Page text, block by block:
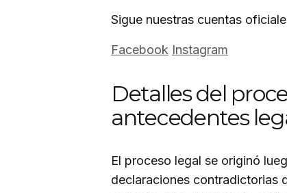
Sigue nuestras cuentas
Facebook Instagram
Detalles del
antecedentes
El proceso legal se originó
declaraciones contradictorias